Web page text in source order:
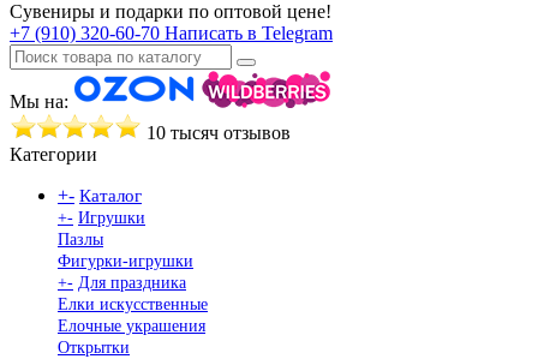
Сувениры и подарки по оптовой цене!
+7 (910) 320-60-70 Написать в Telegram
Мы на:
10 тысяч отзывов
Категории
+- Каталог
+- Игрушки
Пазлы
Фигурки-игрушки
+- Для праздника
Елки искусственные
Елочные украшения
Открытки